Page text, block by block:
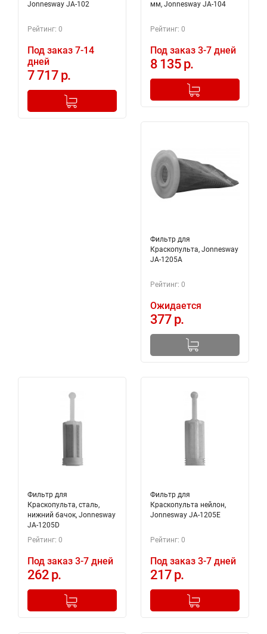
Jonnesway JA-102
Рейтинг: 0
Под заказ 7-14
дней
7 717 р.
+
Добавлено в корзину
мм, Jonnesway JA-104
Рейтинг: 0
Под заказ 3-7 дней
8 135 р.
+
Добавлено в корзину
Фильтр для
Краскопульта, Jonnesway
JA-1205A
Рейтинг: 0
Ожидается
377 р.
Фильтр для
Краскопульта, сталь,
нижний бачок, Jonnesway
JA-1205D
Рейтинг: 0
Под заказ 3-7 дней
262 р.
+
Добавлено в корзину
Фильтр для
Краскопульта нейлон,
Jonnesway JA-1205E
Рейтинг: 0
Под заказ 3-7 дней
217 р.
+
Добавлено в корзину